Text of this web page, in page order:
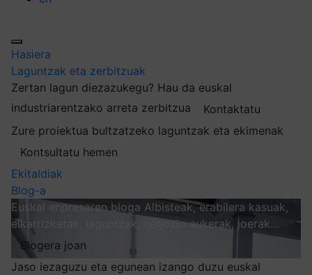
Hasiera
Laguntzak eta zerbitzuak
Zertan lagun diezazukegu? Hau da euskal
industriarentzako arreta zerbitzua
Kontaktatu
Zure proiektua bultzatzeko laguntzak eta ekimenak
Kontsultatu hemen
Ekitaldiak
Blog-a
Euskal enpresaren bloga Albisteak, erabilera kasuak,
elkarrizketak, laguntzak, negozio aukerak, joerak…
Blogera joan
Jaso iezaguzu eta egunean izango duzu euskal